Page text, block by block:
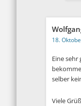
18.
Eine sehr
selber
Viele